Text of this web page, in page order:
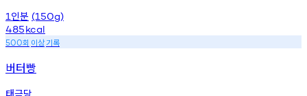
1 인분 (150g)
485kcal
500회 이상기록
버터빵
태극당